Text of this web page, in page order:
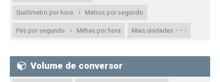
Quilômetro por hora Metros por segundo
Pés por segundo Milhas por hora Mais unidades · · ·
Volume de conversor